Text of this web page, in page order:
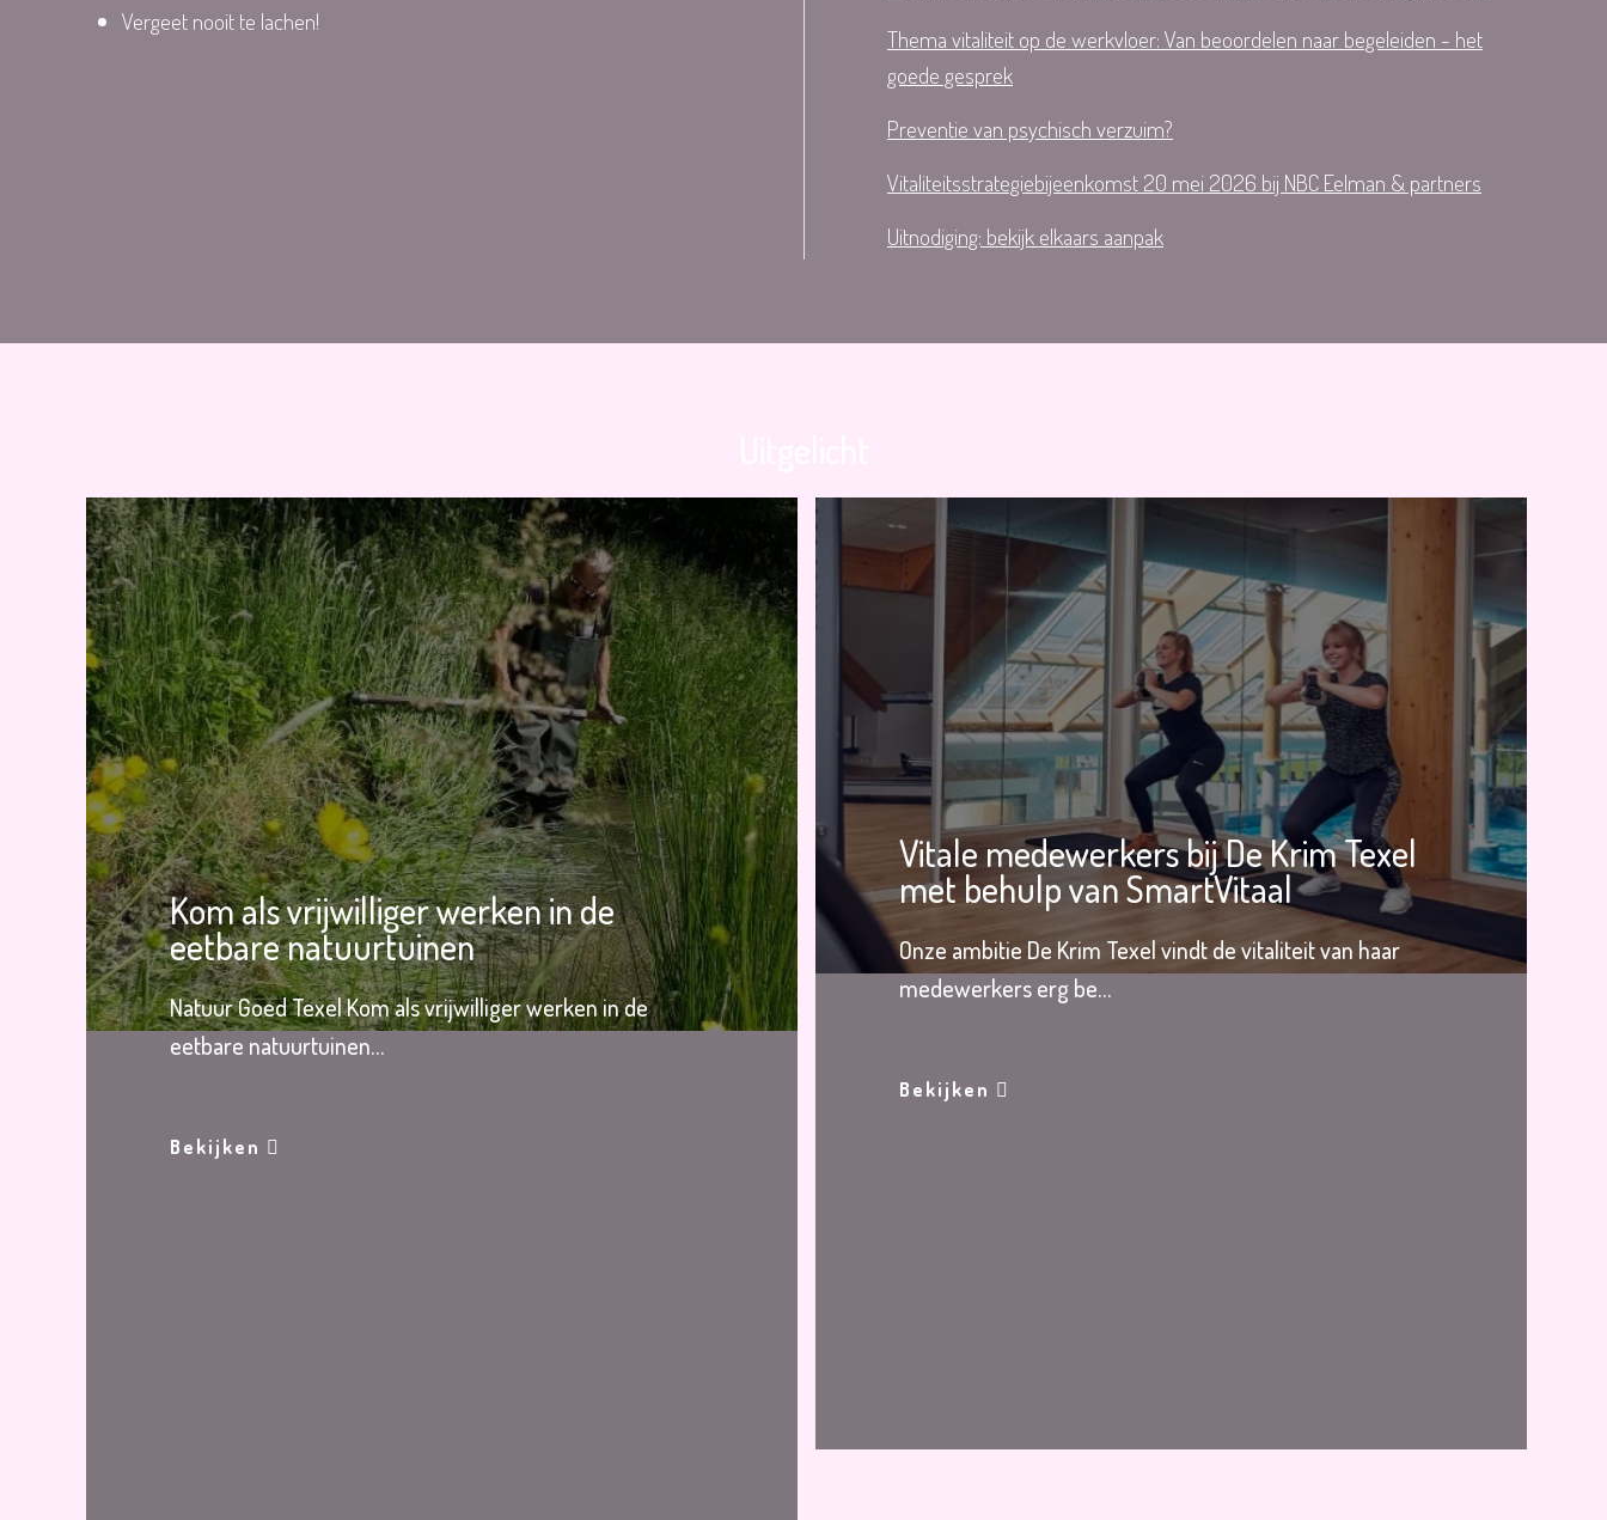
Vergeet nooit te lachen!
Thema vitaliteit op de werkvloer: Van beoordelen naar begeleiden - het
goede gesprek
Preventie van psychisch verzuim?
Vitaliteitsstrategiebijeenkomst 20 mei 2026 bij NBC Eelman & partners
Uitnodiging: bekijk elkaars aanpak
Kom als vrijwilliger werken in de
eetbare natuurtuinen
Natuur Goed Texel Kom als vrijwilliger werken in de
eetbare natuurtuinen…
Bekijken
Vitale medewerkers bij De Krim Texel
met behulp van SmartVitaal
Onze ambitie De Krim Texel vindt de vitaliteit van haar
medewerkers erg be…
Bekijken